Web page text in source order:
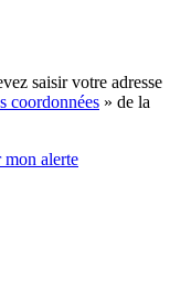
saisir votre adresse
coordonnées » de la
mon alerte